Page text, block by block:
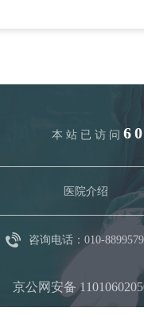
本站已访问
医院介绍
咨询电话：010-
京公网安备